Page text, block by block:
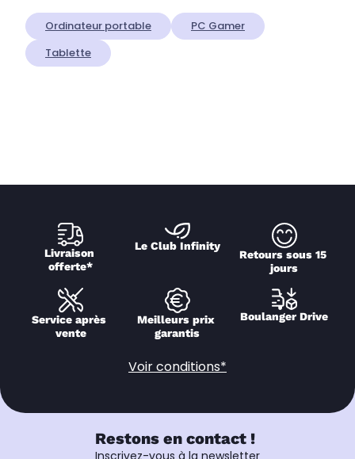
Ordinateur portable
PC Gamer
Tablette
Livraison
offerte*
Le Club Infinity
Retours sous 15
jours
Service après
vente
Meilleurs prix
garantis
Boulanger Drive
Voir conditions*
Restons en contact !